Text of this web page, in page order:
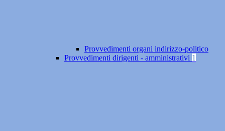
Provvedimenti organi indirizzo-politico
Provvedimenti dirigenti - amministrativi 1